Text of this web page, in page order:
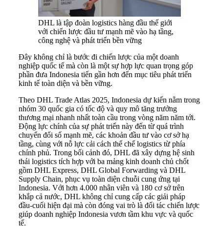
DHL là tập đoàn logistics hàng đầu thế giới
với chiến lược đầu tư mạnh mẽ vào hạ tầng,
công nghệ và phát triển bền vững
Đây không chỉ là bước đi chiến lược của một doanh
nghiệp quốc tế mà còn là một sự hợp lực quan trọng góp
phần đưa Indonesia tiến gần hơn đến mục tiêu phát triển
kinh tế toàn diện và bền vững.
Theo DHL Trade Atlas 2025, Indonesia dự kiến nằm trong
nhóm 30 quốc gia có tốc độ và quy mô tăng trưởng
thương mại nhanh nhất toàn cầu trong vòng năm năm tới.
Động lực chính của sự phát triển này đến từ quá trình
chuyển đổi số mạnh mẽ, các khoản đầu tư vào cơ sở hạ
tầng, cùng với nỗ lực cải cách thể chế logistics từ phía
chính phủ. Trong bối cảnh đó, DHL đã xây dựng hệ sinh
thái logistics tích hợp với ba mảng kinh doanh chủ chốt
gồm DHL Express, DHL Global Forwarding và DHL
Supply Chain, phục vụ toàn diện chuỗi cung ứng tại
Indonesia. Với hơn 4.000 nhân viên và 180 cơ sở trên
khắp cả nước, DHL không chỉ cung cấp các giải pháp
đầu‑cuối hiện đại mà còn đóng vai trò là đối tác chiến lược
giúp doanh nghiệp Indonesia vươn tầm khu vực và quốc
tế.